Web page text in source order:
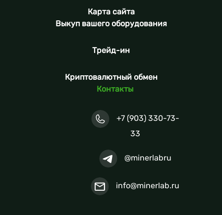
Карта сайта
Выкуп вашего оборудования
Трейд-ин
Криптовалютный обмен
Контакты
+7 (903) 330-73-
33
@minerlabru
info@minerlab.ru